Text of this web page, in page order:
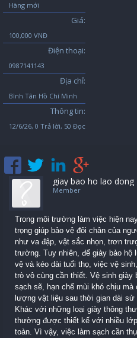
Hàng mới
Giá:
100,000 VNĐ
Điện thoại:
0987141143
Địa chỉ:
Bình Tân Hồ Chí Minh
Thông tin:
12/6/26, 0 Trả lời, 50 Đọc
giay bao ho lao dong
Member
Trong môi trường làm việc hiện
trọng giúp bảo vệ đôi chân của
như va đập, vật sắc nhọn, trơn
trường. Tuy nhiên, để giày bảo hộ
vệ và kéo dài tuổi thọ, việc vệ
trò vô cùng cần thiết. Vệ sinh giày
sạch sẽ, hạn chế mùi khó chịu
lượng vật liệu sau thời gian dài sử
Khác với những loại giày thông
thường được thiết kế với nhiều
toàn. Vì vậy, việc làm sạch cần